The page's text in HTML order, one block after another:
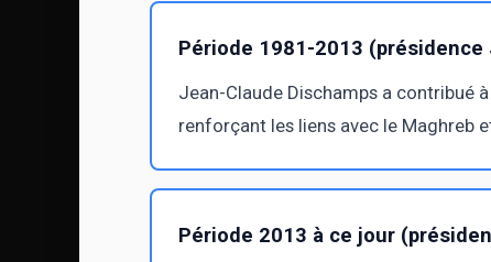
Période 1981-2013 (présidence
Jean-Claude Dischamps a contribué
renforçant les liens avec le Maghreb
Période 2013 à ce jour